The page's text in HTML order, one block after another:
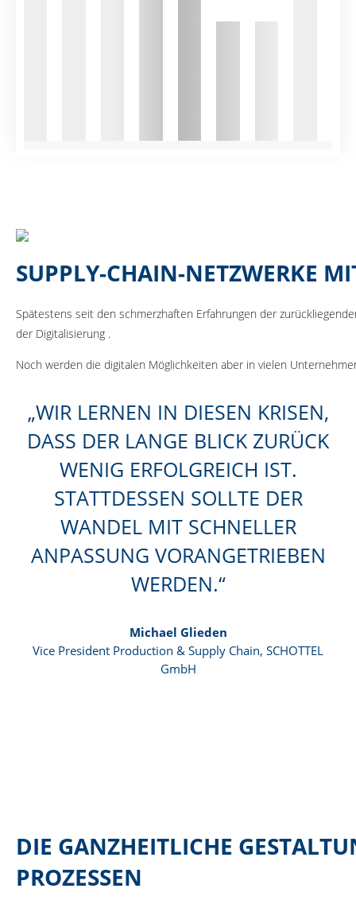
SUPPLY-CHAIN-NETZWERKE
Spätestens seit den schmerzhaften Erfahrungen der
der Digitalisierung .
Noch werden die digitalen Möglichkeiten aber in vielen
WIR LERNEN IN DIESEN KRISEN,
DASS DER LANGE BLICK ZURÜCK
WENIG ERFOLGREICH IST.
STATTDESSEN SOLLTE DER
WANDEL MIT SCHNELLER
ANPASSUNG VORANGETRIEBEN
WERDEN.
Michael Glieden
Vice President Production & Supply Chain, SCHOTTEL
GmbH
DIE GANZHEITLICHE
PROZESSEN